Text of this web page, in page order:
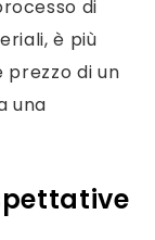
di
è più
prezzo di un
una